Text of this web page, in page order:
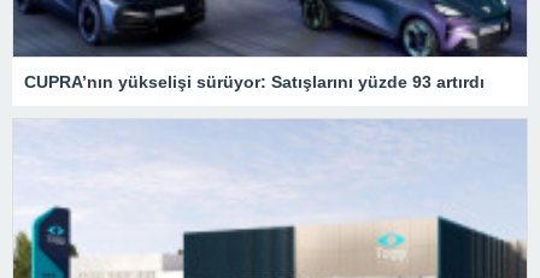
CUPRA’nın yükselişi sürüyor: Satışlarını yüzde 93 artırdı